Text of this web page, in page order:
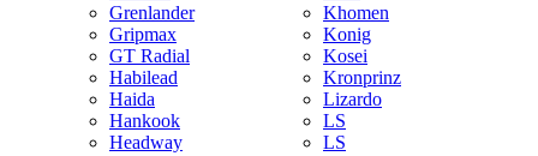
Grenlander
Gripmax
GT Radial
Habilead
Haida
Hankook
Headway
Khomen
Konig
Kosei
Kronprinz
Lizardo
LS
LS